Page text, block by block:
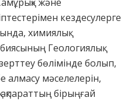
кездесулерге
химиялық
Геологиялық
бөлімінде болып,
алмасу мәселелерін,
бірыңғай